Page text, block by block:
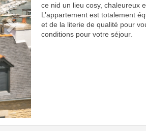
ce nid un lieu cosy, chaleureux
L’appartement est totalement
et de la literie de qualité pour
conditions pour votre séjour.